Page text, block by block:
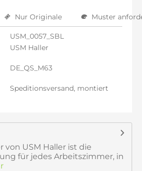
Nur Originale Muster
USM_0057_SBL
USM Haller
DE_QS_M63
Speditionsversand, montiert
von USM Haller ist die
für jedes Arbeitszimmer, in